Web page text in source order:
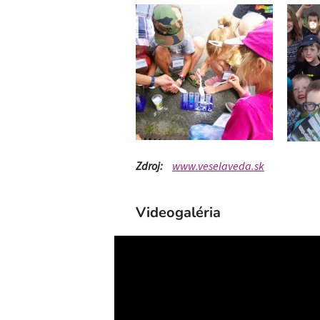
Zdroj: www.veselaveda.sk
Videogaléria